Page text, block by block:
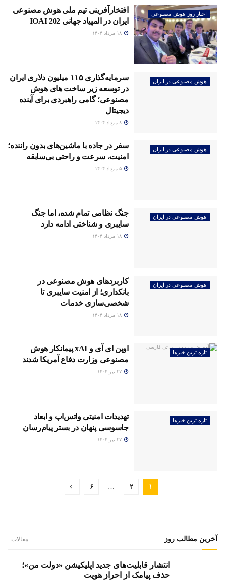
اخبار روز هوش مصنوعی
افتخارآفرینی تیم ملی هوش مصنوعی
ایران در المپیاد جهانی IOAI 202
۱۸ مرداد ۱۴۰۴
هوش مصنوعی در ایران
سرمایه‌گذاری ۱۱۵ میلیون دلاری ایران
در توسعه زیر ساخت های هوش
مصنوعی؛ گامی راهبردی برای آینده
دیجیتال
۸ مرداد ۱۴۰۴
هوش مصنوعی در ایران
سفر در جاده با ماشین‌های بدون راننده؛
امنیت، سرعت و راحتی بی‌سابقه
۵ مرداد ۱۴۰۴
هوش مصنوعی در ایران
جنگ نظامی تمام شده، اما جنگ
سایبری و شناختی ادامه دارد
۱۸ مرداد ۱۴۰۴
هوش مصنوعی در ایران
کاربردهای هوش مصنوعی در
بانکداری؛ از امنیت سایبری تا
شخصی‌سازی خدمات
۱۸ مرداد ۱۴۰۴
تازه ترین خبرها
اوپن ای آی و xAI پیمانکار هوش
مصنوعی وزارت دفاع آمریکا شدند
۲۷ تیر ۱۴۰۴
تازه ترین خبرها
تهدیدات امنیتی واتس‌اپ و ابعاد
جاسوسی پنهان در بستر پیام‌رسان
۲۷ تیر ۱۴۰۴
۱ ۲ … ۶
آخرین مطالب روز مقالات
انتشار قابلیت‌های جدید اپلیکیشن «دولت من»؛
حذف پیامک از احراز هویت